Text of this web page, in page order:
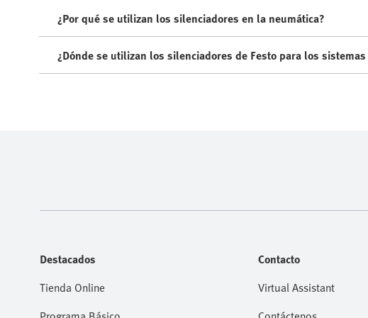
¿Por qué se utilizan los silenciadores en la neumática?
¿Dónde se utilizan los silenciadores de Festo para los
Destacados
Tienda Online
Contacto
Virtual Assistant